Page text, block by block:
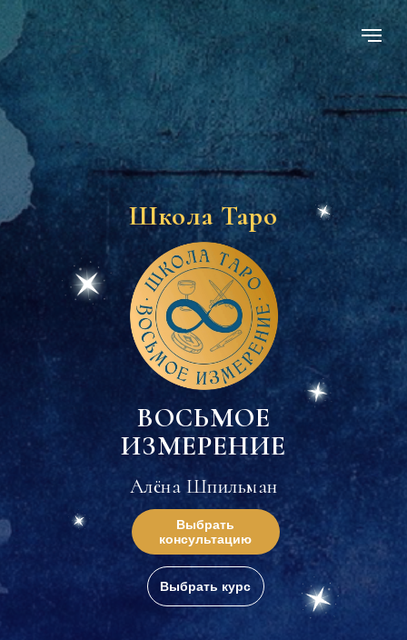
ВОСЬМОЕ
ИЗМЕРЕНИЕ
Школа Таро
Алёна Шпильман
Выбрать
консультацию
Выбрать курс